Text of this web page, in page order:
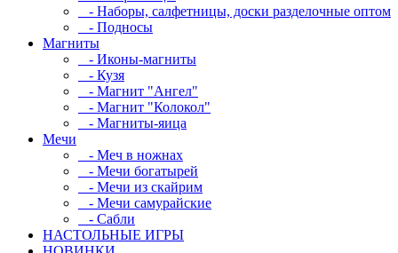
- Наборы, салфетницы, доски разделочные оптом
- Подносы
Магниты
- Иконы-магниты
- Кузя
- Магнит "Ангел"
- Магнит "Колокол"
- Магниты-яица
Мечи
- Меч в ножнах
- Мечи богатырей
- Мечи из скайрим
- Мечи самурайские
- Сабли
НАСТОЛЬНЫЕ ИГРЫ